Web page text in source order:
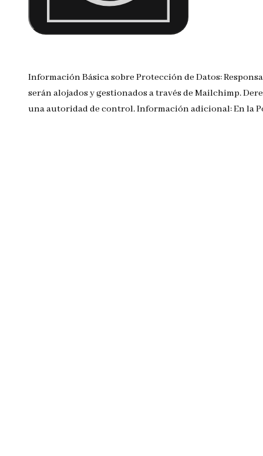
Información Básica sobre Protección de Datos:
serán alojados y gestionados a través de Mailchimp.
una autoridad de control. Información adicional: En la